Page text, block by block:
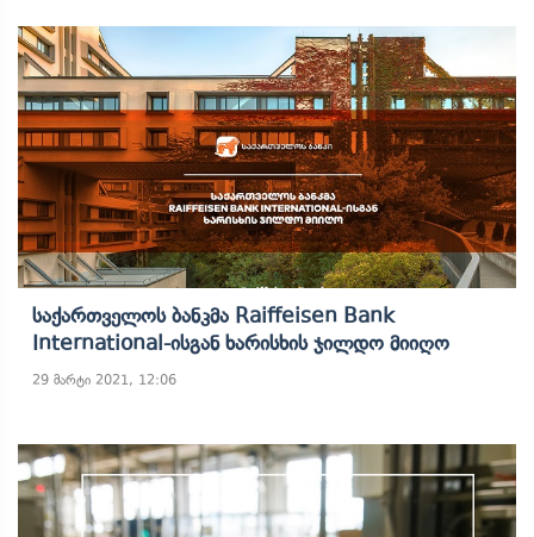
Საქართველოს Ბანკმა Raiffeisen Bank
International-Ისგან Ხარისხის Ჯილდო Მიიღო
29 მარტი 2021, 12:06